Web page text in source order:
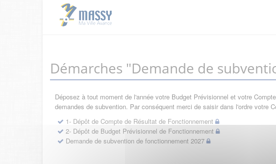
Démarches "Demande de
Déposez à tout moment de l'année votre Budget Prévisionnel et votre
demandes de subvention. Par conséquent merci de saisir dans l'ordre votre
1- Dépôt de Compte de Résultat de Fonctionnement
2- Dépôt de Budget Prévisionnel de Fonctionnement
Demande de subvention de fonctionnement 2027